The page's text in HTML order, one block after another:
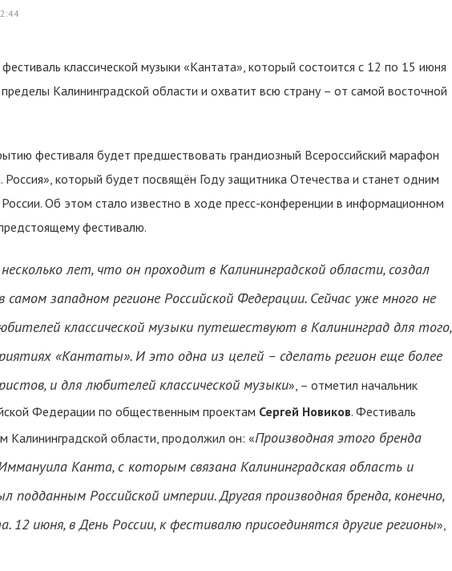
классической музыки «Кантата», который состоится с 12 по 15 июня
Калининградской области и охватит всю страну – от самой восточной
фестиваля будет предшествовать грандиозный Всероссийский марафон
Россия», который будет посвящён Году защитника Отечества и станет одним
Об этом стало известно в ходе пресс-конференции в информационном
фестивалю.
лет, что он проходит в Калининградской области, создал
западном регионе Российской Федерации. Сейчас уже много не
классической музыки путешествуют в Калининград для того,
«Кантаты». И это одна из целей – сделать регион еще более
и для любителей классической музыки», – отметил начальник
Федерации по общественным проектам Сергей Новиков. Фестиваль
Калининградской области, продолжил он: «Производная этого бренда
Канта, с которым связана Калининградская область и
Российской империи. Другая производная бренда, конечно,
июня, в День России, к фестивалю присоединятся другие регионы»,